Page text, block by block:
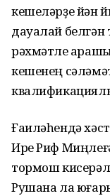
кешеләрҙе йән
дауалай белгән
рәхмәтле
кешенең
Ғаиләһендә
Ире Риф
тормош
Рушана ла